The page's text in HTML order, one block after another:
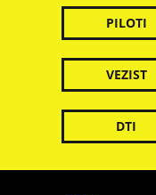
PILOTI
VEZIST
DTI